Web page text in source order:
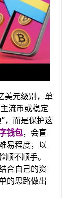
美元级别，单
流币或稳定
，而是保护这
钱包，会直
易程度，以
顺不顺手。
合自己的资
的思路做出